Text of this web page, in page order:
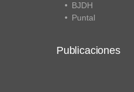
BJDH
Puntal
Publicaciones